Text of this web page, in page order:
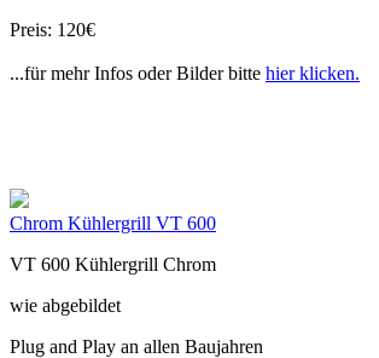
Preis: 120€
...für mehr Infos oder Bilder bitte hier klicken.
Chrom Kühlergrill VT 600
VT 600 Kühlergrill Chrom
wie abgebildet
Plug and Play an allen Baujahren